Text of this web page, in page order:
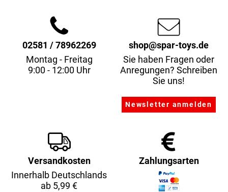
02581 / 78962269
Montag - Freitag
9:00 - 12:00 Uhr
shop@spar-toys.de
Sie haben Fragen oder
Anregungen? Schreiben
Sie uns!
Versandkosten
Innerhalb Deutschlands
ab 5,99 €
Zahlungsarten